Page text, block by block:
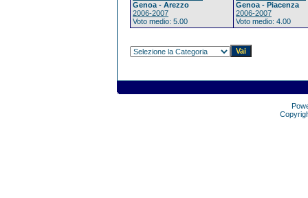
Genoa - Arezzo
2006-2007
Voto medio: 5.00
Genoa - Piacenza
2006-2007
Voto medio: 4.00